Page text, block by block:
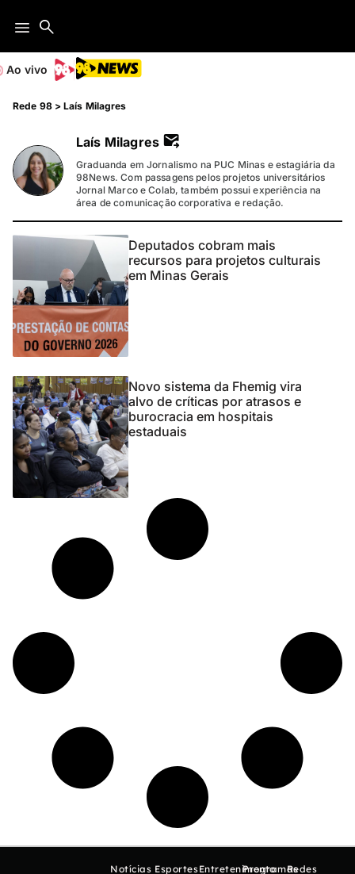
Ao vivo
Rede 98>Laís Milagres
Laís Milagres
Graduanda em Jornalismo na PUC Minas e estagiária da
98News. Com passagens pelos projetos universitários
Jornal Marco e Colab, também possui experiência na
área de comunicação corporativa e redação.
Deputados cobram mais
recursos para projetos culturais
em Minas Gerais
Novo sistema da Fhemig vira
alvo de críticas por atrasos e
burocracia em hospitais
estaduais
Notícias EsportesEntretenimento
ProgramasRedes